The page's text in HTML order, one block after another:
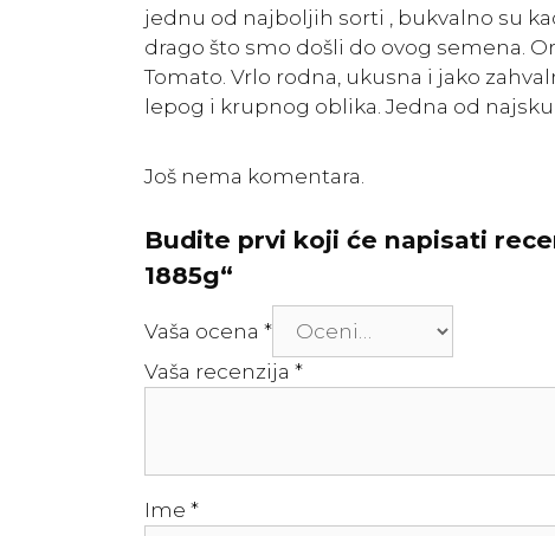
jednu od najboljih sorti , bukvalno su
drago što smo došli do ovog semena.
Tomato. Vrlo rodna, ukusna i jako
lepog i krupnog oblika. Jedna od
Još nema komentara.
Budite prvi koji će napisati
1885g“
Vaša ocena *
Vaša recenzija *
Ime *